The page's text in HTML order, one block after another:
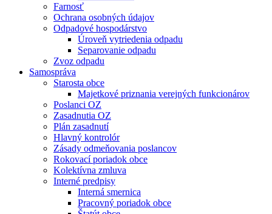
Farnosť
Ochrana osobných údajov
Odpadové hospodárstvo
Úroveň vytriedenia odpadu
Separovanie odpadu
Zvoz odpadu
Samospráva
Starosta obce
Majetkové priznania verejných funkcionárov
Poslanci OZ
Zasadnutia OZ
Plán zasadnutí
Hlavný kontrolór
Zásady odmeňovania poslancov
Rokovací poriadok obce
Kolektívna zmluva
Interné predpisy
Interná smernica
Pracovný poriadok obce